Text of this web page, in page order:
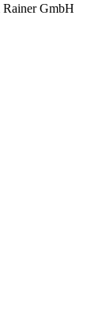
GmbH